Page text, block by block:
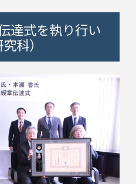
達式を執り行い
科）